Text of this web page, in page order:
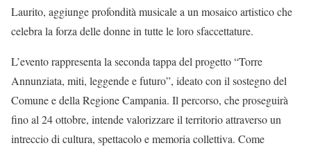
Laurito, aggiunge profondità musicale a un mosaico artistico che
celebra la forza delle donne in tutte le loro sfaccettature.
L’evento rappresenta la seconda tappa del progetto “Torre
Annunziata, miti, leggende e futuro”, ideato con il sostegno del
Comune e della Regione Campania. Il percorso, che proseguirà
fino al 24 ottobre, intende valorizzare il territorio attraverso un
intreccio di cultura, spettacolo e memoria collettiva. Come